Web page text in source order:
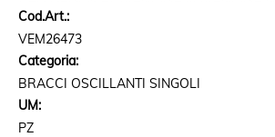
Cod.Art.:
VEM26473
Categoria:
BRACCI OSCILLANTI SINGOLI
UM:
PZ